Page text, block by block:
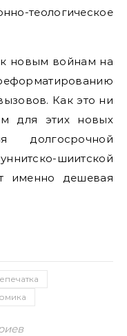
теологическое
новым войнам на
Как это ни
для этих новых
шиитской
именно дешевая